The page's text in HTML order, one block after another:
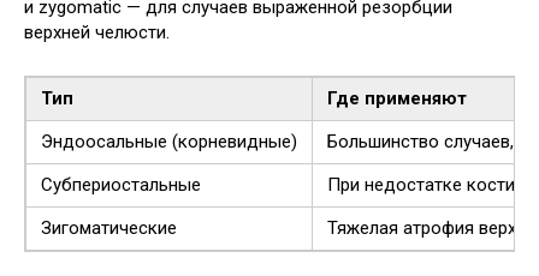
и zygomatic — для случаев выраженной резорбции
верхней челюсти.
Тип
Где применяют
Эндоосальные (корневидные)
Большинство случаев,
Субпериостальные
При недостатке кости,
Зигоматические
Тяжелая атрофия